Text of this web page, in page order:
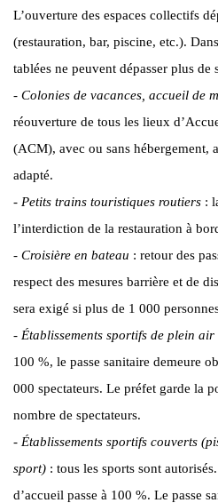
L’ouverture des espaces collectifs
(restauration, bar, piscine, etc.).
tablées ne peuvent dépasser plus de
- Colonies de vacances, accueil de
réouverture de tous les lieux
(ACM), avec ou sans hébergement,
adapté.
- Petits trains touristiques routiers :
l’interdiction de la restauration à
- Croisière en bateau : retour des
respect des mesures barrière et de
sera exigé si plus de 1 000
- Établissements sportifs de plein air
100 %, le passe sanitaire demeure
000 spectateurs. Le préfet garde la
nombre de spectateurs.
- Établissements sportifs couverts
sport) : tous les sports sont
d’accueil passe à 100 %. Le passe